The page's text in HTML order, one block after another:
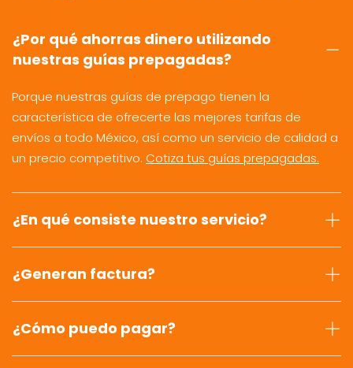
¿Por qué ahorras dinero utilizando
nuestras guías prepagadas?
Porque nuestras guías de prepago tienen la
característica de ofrecerte las mejores tarifas de
envíos a todo México, así como un servicio de calidad a
un precio competitivo. Cotiza tus guías prepagadas.
¿En qué consiste nuestro servicio?
¿Generan factura?
¿Cómo puedo pagar?